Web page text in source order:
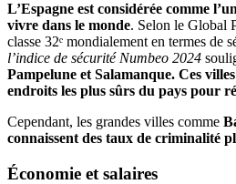
L’Espagne est considérée comme
vivre dans le monde. Selon le Global
classe 32ᵉ mondialement en termes de
l’indice de sécurité Numbeo 2024
Pampelune et Salamanque. Ces
endroits les plus sûrs du pays pour
Cependant, les grandes villes comme
connaissent des taux de criminalité
Économie et salaires